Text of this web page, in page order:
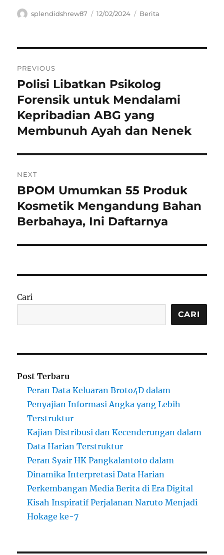
Author
splendidshrew87
Posted
12/02/2024 Categories
Berita
pos
PREVIOUS
Previous
post:
Polisi Libatkan Psikolog
Forensik untuk Mendalami
Kepribadian ABG yang
Membunuh Ayah dan Nenek
NEXT
Next
post:
BPOM Umumkan 55 Produk
Kosmetik Mengandung Bahan
Berbahaya, Ini Daftarnya
Cari
CARI
Post Terbaru
Peran Data Keluaran Broto4D dalam
Penyajian Informasi Angka yang Lebih
Terstruktur
Kajian Distribusi dan Kecenderungan dalam
Data Harian Terstruktur
Peran Syair HK Pangkalantoto dalam
Dinamika Interpretasi Data Harian
Perkembangan Media Berita di Era Digital
Kisah Inspiratif Perjalanan Naruto Menjadi
Hokage ke-7